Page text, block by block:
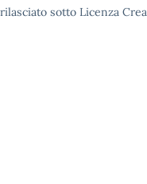
sotto Licenza